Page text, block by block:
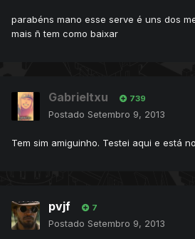
parabéns mano esse serve é uns dos
mais ñ tem como baixar
Gabrieltxu 739
Postado Setembro 9, 2013
Tem sim amiguinho. Testei aqui e está
pvjf 7
Postado Setembro 9, 2013